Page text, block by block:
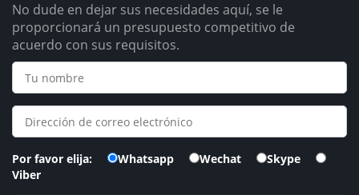
No dude en dejar sus necesidades aquí, se le
proporcionará un presupuesto competitivo de
acuerdo con sus requisitos.
Por favor elija: Whatsapp Wechat
Skype
Viber